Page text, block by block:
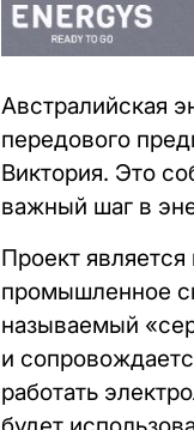
Австралийская
передового
Виктория. Это
важный шаг в
Проект
промышленное
называемый
и
работать